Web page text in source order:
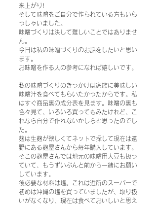
来上がり!
そして味噌をご自分で作られている方もいら
っしゃいました。
味噌づくりは決して難しいことではありませ
ん。
今日は私の味噌づくりのお話をしたいと思い
ます。
お味噌を作る人の参考になれば嬉しいです。
私の味噌づくりのきっかけは家族に美味しい
味噌汁を食べてもらいたかったからです。私
はすぐ商品裏の成分表を見ます。味噌の裏も
色々見て、いろいろ買ってもみたけれど、こ
れなら自分で作れないかしらと思ったのでし
た。
麹は生麹が欲しくてネットで探して現在は遠
野にある麹屋さんから毎年購入しています。
そこの麹屋さんでは地元の味噌用大豆も扱っ
ていて、もうずいぶんと前から一緒にお願い
しています。
後必要な材料は塩。これは近所のスーパーで
初めは沖縄の塩を買っていましたが、取り扱
いがなくなり、現在は食べておいしいと思え